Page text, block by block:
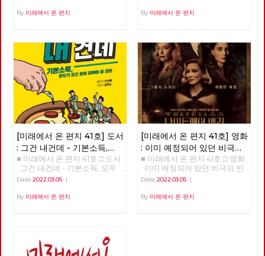
By 미래에서 온 편지 By 미래에서 온 편지
[미래에서 온 편지 41호] 도서
: 그건 내건데 - 기본소득,
모두가 차별없이 찾아야 할
권리
■ 미래에서 온 편지 41호 □ 도서
: 그건 내건데 - 기본소득, 모두
가 차별없이 찾아야 할 권리
Date 2022.03.05 |
By 미래에서 온 편지
[미래에서 온 편지 41호] 영화
: 이미 예정되어 있던 비극의
반복 – 나이트메어 앨리
■ 미래에서 온 편지 41호 □ 영화
: 이미 예정되어 있던 비극의 반
복 – 나이트메어 앨리 >>>>>>
Date 2022.03.05|
By 미래에서 온 편지